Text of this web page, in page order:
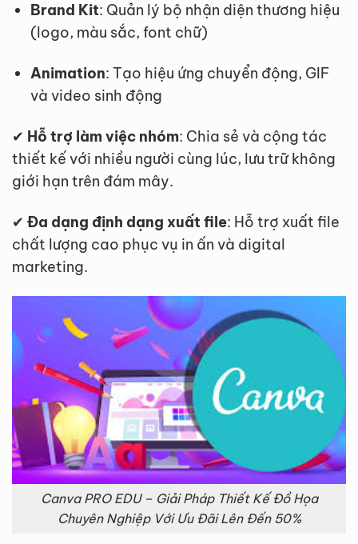
Brand Kit: Quản lý bộ nhận diện thương hiệu
(logo, màu sắc, font chữ)
Animation: Tạo hiệu ứng chuyển động, GIF
và video sinh động
✔ Hỗ trợ làm việc nhóm: Chia sẻ và cộng tác
thiết kế với nhiều người cùng lúc, lưu trữ không
giới hạn trên đám mây.
✔ Đa dạng định dạng xuất file: Hỗ trợ xuất file
chất lượng cao phục vụ in ấn và digital
marketing.
Canva PRO EDU – Giải Pháp Thiết Kế Đồ Họa
Chuyên Nghiệp Với Ưu Đãi Lên Đến 50%